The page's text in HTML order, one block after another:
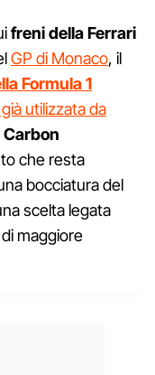
freni della Ferrari
GP di Monaco, il
Formula 1
utilizzata da
Carbon
che resta
bocciatura del
scelta legata
maggiore